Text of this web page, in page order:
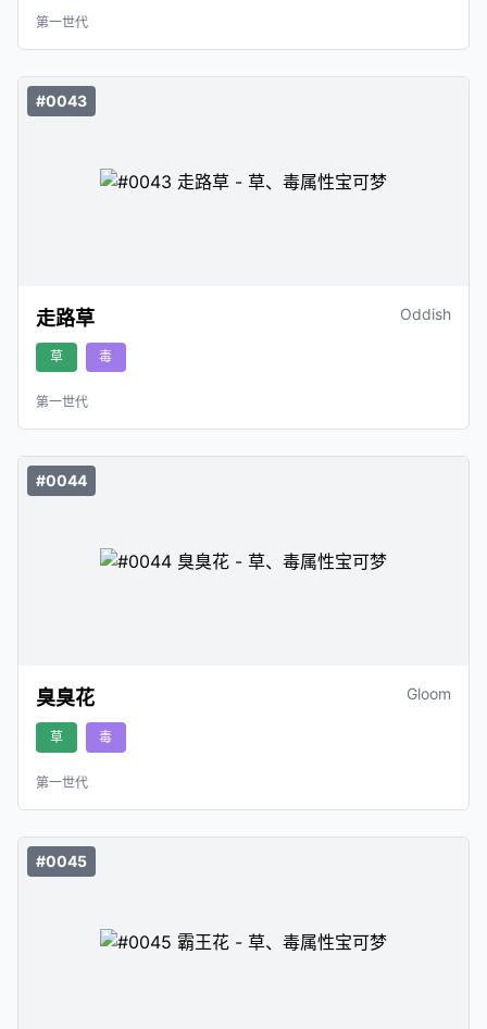
第一世代
#0043
走路草 Oddish
草 毒
第一世代
#0044
臭臭花 Gloom
草 毒
第一世代
#0045